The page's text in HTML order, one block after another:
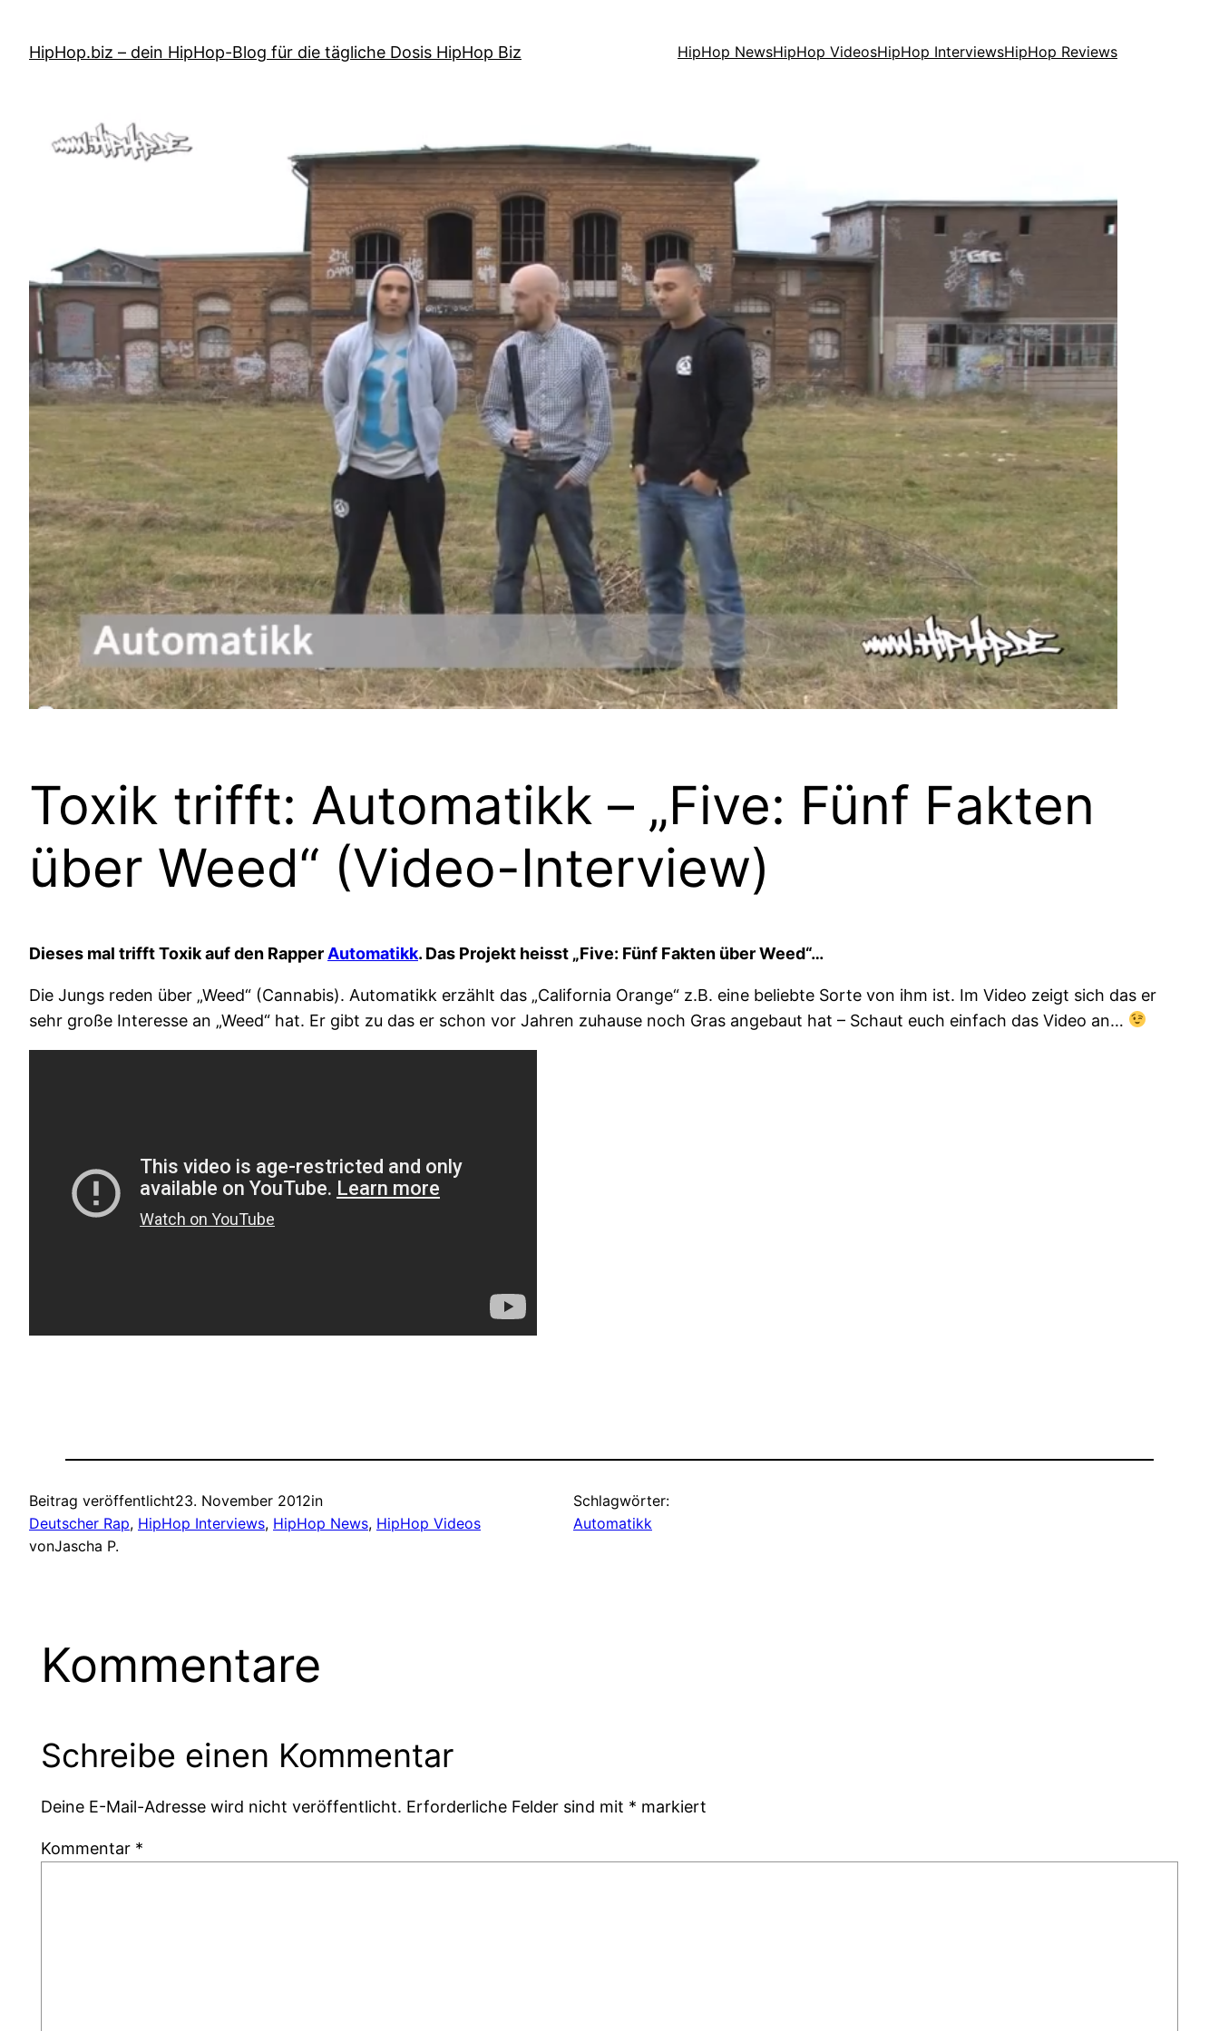
springen
HipHop.biz – dein HipHop-Blog für die tägliche Dosis HipHop Biz HipHop NewsHipHop VideosHipHop InterviewsHipHop Reviews
Toxik trifft: Automatikk – „Five: Fünf Fakten
über Weed“ (Video-Interview)
Dieses mal trifft Toxik auf den Rapper Automatikk. Das Projekt heisst „Five: Fünf Fakten über Weed“…
Die Jungs reden über „Weed“ (Cannabis). Automatikk erzählt das „California Orange“ z.B. eine beliebte Sorte von ihm ist. Im Video zeigt sich das er
sehr große Interesse an „Weed“ hat. Er gibt zu das er schon vor Jahren zuhause noch Gras angebaut hat – Schaut euch einfach das Video an…
Beitrag veröffentlicht23. November 2012in
Deutscher Rap, HipHop Interviews, HipHop News, HipHop Videos
vonJascha P.
Schlagwörter:
Automatikk
Kommentare
Schreibe einen Kommentar
Deine E-Mail-Adresse wird nicht veröffentlicht. Erforderliche Felder sind mit * markiert
Kommentar *